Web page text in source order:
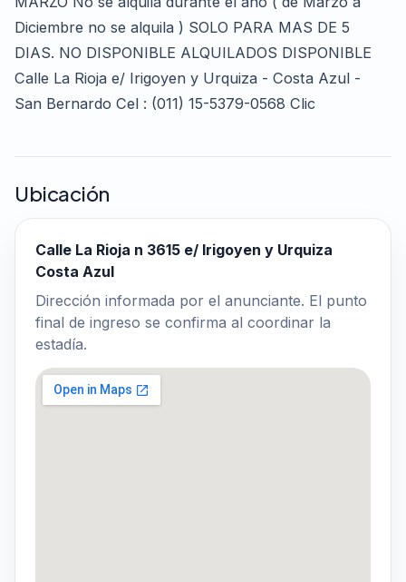
Diciembre no se alquila ) SOLO PARA MAS DE 5
DIAS. NO DISPONIBLE ALQUILADOS DISPONIBLE
Calle La Rioja e/ Irigoyen y Urquiza - Costa Azul -
San Bernardo Cel : (011) 15-5379-0568 Clic
Ubicación
Calle La Rioja n 3615 e/ Irigoyen y Urquiza
Costa Azul
Dirección informada por el anunciante. El punto
final de ingreso se confirma al coordinar la
estadía.